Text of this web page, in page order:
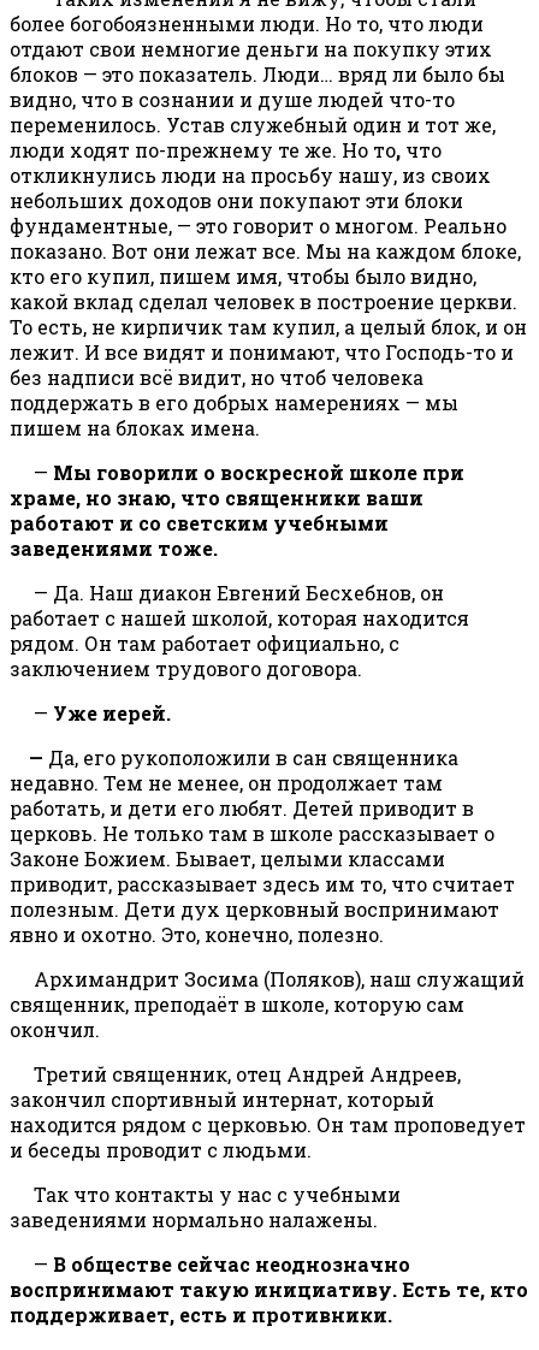
более богобоязненными люди. Но то, что люди
отдают свои немногие деньги на покупку этих
блоков — это показатель. Люди… вряд ли было бы
видно, что в сознании и душе людей что-то
переменилось. Устав служебный один и тот же,
люди ходят по-прежнему те же. Но то, что
откликнулись люди на просьбу нашу, из своих
небольших доходов они покупают эти блоки
фундаментные, — это говорит о многом. Реально
показано. Вот они лежат все. Мы на каждом блоке,
кто его купил, пишем имя, чтобы было видно,
какой вклад сделал человек в построение церкви.
То есть, не кирпичик там купил, а целый блок, и он
лежит. И все видят и понимают, что Господь-то и
без надписи всё видит, но чтоб человека
поддержать в его добрых намерениях — мы
пишем на блоках имена.
— Мы говорили о воскресной школе при
храме, но знаю, что священники ваши
работают и со светским учебными
заведениями тоже.
— Да. Наш диакон Евгений Бесхебнов, он
работает с нашей школой, которая находится
рядом. Он там работает официально, с
заключением трудового договора.
— Уже иерей.
— Да, его рукоположили в сан священника
недавно. Тем не менее, он продолжает там
работать, и дети его любят. Детей приводит в
церковь. Не только там в школе рассказывает о
Законе Божием. Бывает, целыми классами
приводит, рассказывает здесь им то, что считает
полезным. Дети дух церковный воспринимают
явно и охотно. Это, конечно, полезно.
Архимандрит Зосима (Поляков), наш служащий
священник, преподаёт в школе, которую сам
окончил.
Третий священник, отец Андрей Андреев,
закончил спортивный интернат, который
находится рядом с церковью. Он там проповедует
и беседы проводит с людьми.
Так что контакты у нас с учебными
заведениями нормально налажены.
— В обществе сейчас неоднозначно
воспринимают такую инициативу. Есть те, кто
поддерживает, есть и противники.